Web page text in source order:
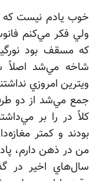
خوب يادم نيست كه
ولي فكر مي‌كنم
كه مسقف بود
شاخه مي‌شد اصلاً
ويترين امروزي
جمع مي‌شد از دو
كلاً در را بر
بودند و كمتر
من در ذهن دارم،
سال‌هاي اخير در